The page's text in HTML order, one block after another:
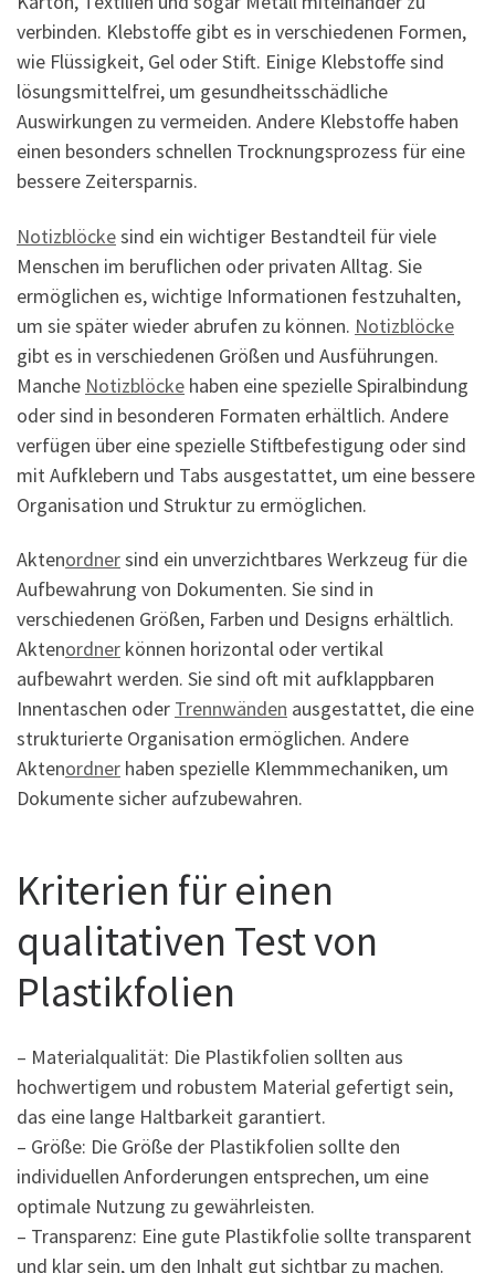
verbinden. Klebstoffe gibt es in verschiedenen Formen,
wie Flüssigkeit, Gel oder Stift. Einige Klebstoffe sind
lösungsmittelfrei, um gesundheitsschädliche
Auswirkungen zu vermeiden. Andere Klebstoffe haben
einen besonders schnellen Trocknungsprozess für eine
bessere Zeitersparnis.
Notizblöckesind ein wichtiger Bestandteil für viele
Menschen im beruflichen oder privaten Alltag. Sie
ermöglichen es, wichtige Informationen festzuhalten,
um sie später wieder abrufen zu können. Notizblöcke
gibt es in verschiedenen Größen und Ausführungen.
Manche Notizblöcke haben eine spezielle Spiralbindung
oder sind in besonderen Formaten erhältlich. Andere
verfügen über eine spezielle Stiftbefestigung oder sind
mit Aufklebern und Tabs ausgestattet, um eine bessere
Organisation und Struktur zu ermöglichen.
Aktenordnersind ein unverzichtbares Werkzeug für die
Aufbewahrung von Dokumenten. Sie sind in
verschiedenen Größen, Farben und Designs erhältlich.
Aktenordner können horizontal oder vertikal
aufbewahrt werden. Sie sind oft mit aufklappbaren
Innentaschen oder Trennwänden ausgestattet, die eine
strukturierte Organisation ermöglichen. Andere
Aktenordner haben spezielle Klemmmechaniken, um
Dokumente sicher aufzubewahren.
Kriterien für einen
qualitativen Test von
Plastikfolien
– Materialqualität: Die Plastikfolien sollten aus
hochwertigem und robustem Material gefertigt sein,
das eine lange Haltbarkeit garantiert.
– Größe: Die Größe der Plastikfolien sollte den
individuellen Anforderungen entsprechen, um eine
optimale Nutzung zu gewährleisten.
– Transparenz: Eine gute Plastikfolie sollte transparent
und klar sein, um den Inhalt gut sichtbar zu machen.